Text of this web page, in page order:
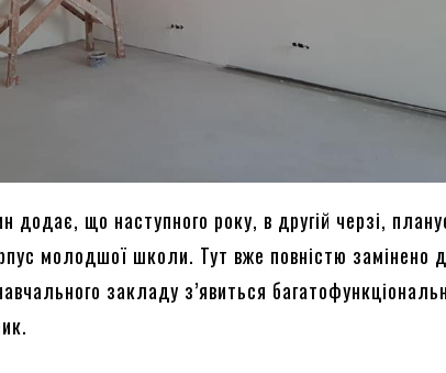
що наступного року, в другій черзі,
молодшої школи. Тут вже повністю замінено
закладу з’явиться